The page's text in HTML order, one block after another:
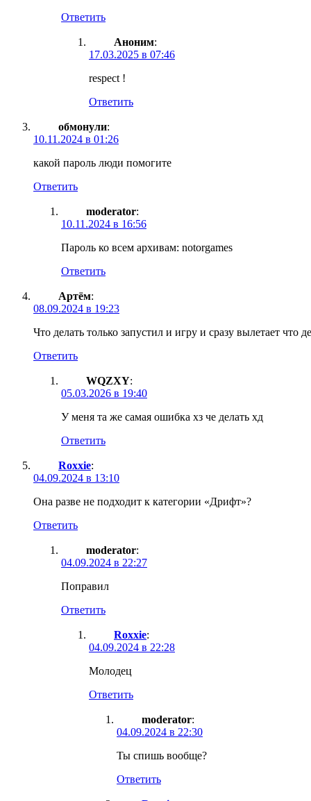
Ответить
Аноним:
17.03.2025 в 07:46
respect !
Ответить
обмонули:
10.11.2024 в 01:26
какой пароль люди помогите
Ответить
moderator:
10.11.2024 в 16:56
Пароль ко всем архивам: notorgames
Ответить
Артём:
08.09.2024 в 19:23
Что делать только запустил и игру и сразу вылетает что
Ответить
WQZXY:
05.03.2026 в 19:40
У меня та же самая ошибка хз че делать хд
Ответить
Roxxie:
04.09.2024 в 13:10
Она разве не подходит к категории «Дрифт»?
Ответить
moderator:
04.09.2024 в 22:27
Поправил
Ответить
Roxxie:
04.09.2024 в 22:28
Молодец
Ответить
moderator:
04.09.2024 в 22:30
Ты спишь вообще?
Ответить